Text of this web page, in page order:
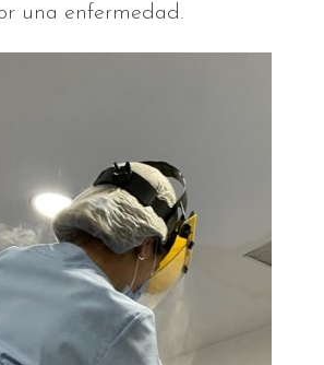
una enfermedad.